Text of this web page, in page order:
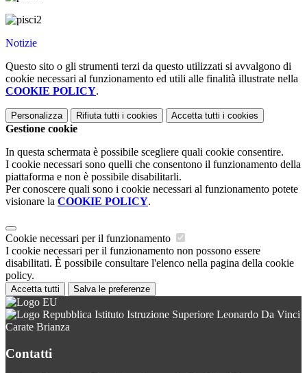
Notizie
Questo sito o gli strumenti terzi da questo utilizzati si avvalgono di
cookie necessari al funzionamento ed utili alle finalità illustrate nella
COOKIE POLICY.
Personalizza Rifiuta tutti i cookies Accetta tutti i cookies
Gestione cookie
In questa schermata è possibile scegliere quali cookie consentire.
I cookie necessari sono quelli che consentono il funzionamento della
piattaforma e non è possibile disabilitarli.
Per conoscere quali sono i cookie necessari al funzionamento potete
visionare la COOKIE POLICY.
Cookie necessari per il funzionamento
I cookie necessari per il funzionamento non possono essere
disabilitati. È possibile consultare l'elenco nella pagina della cookie
policy.
Accetta tutti Salva le preferenze
Istituto Istruzione Superiore Leonardo Da Vinci
Carate Brianza
Contatti